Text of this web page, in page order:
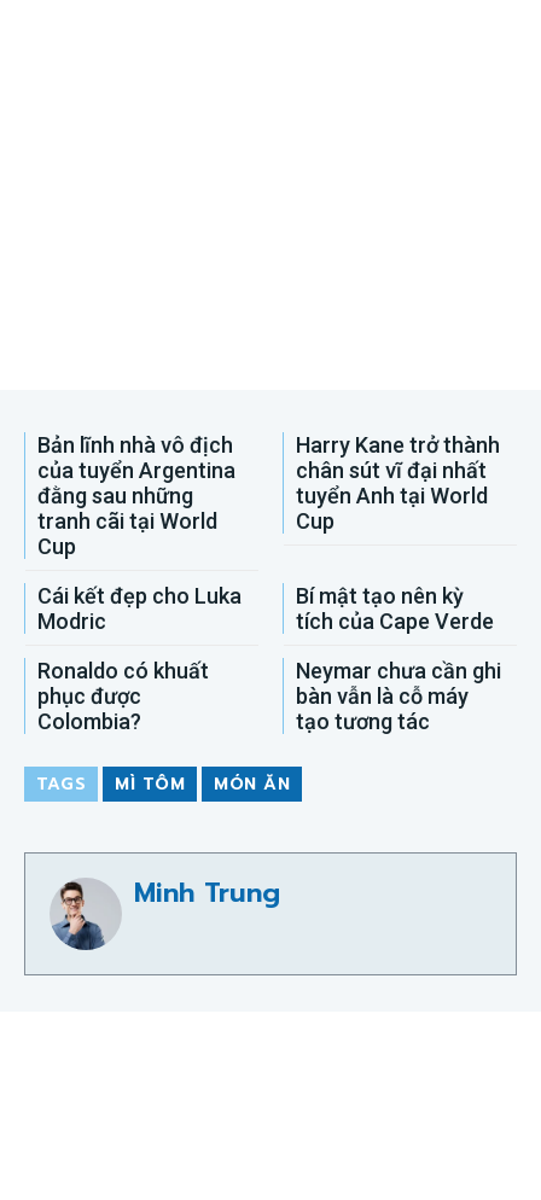
Bản lĩnh nhà vô địch
của tuyển Argentina
đằng sau những
tranh cãi tại World
Cup
Harry Kane trở thành
chân sút vĩ đại nhất
tuyển Anh tại World
Cup
Cái kết đẹp cho Luka
Modric
Bí mật tạo nên kỳ
tích của Cape Verde
Ronaldo có khuất
phục được
Colombia?
Neymar chưa cần ghi
bàn vẫn là cỗ máy
tạo tương tác
TAGS MÌ TÔM MÓN ĂN
Minh Trung